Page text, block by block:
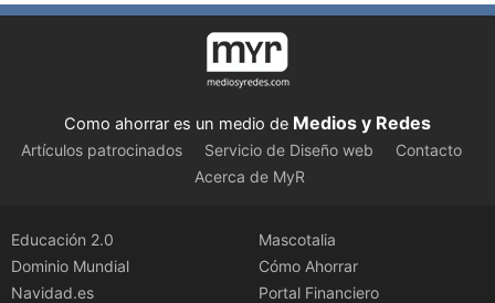
Como ahorrar es un medio de Medios y Redes
Artículos patrocinados Servicio de Diseño web
Contacto
Acerca de MyR
Educación 2.0
Dominio Mundial
Navidad.es
Mascotalia
Cómo Ahorrar
Portal Financiero